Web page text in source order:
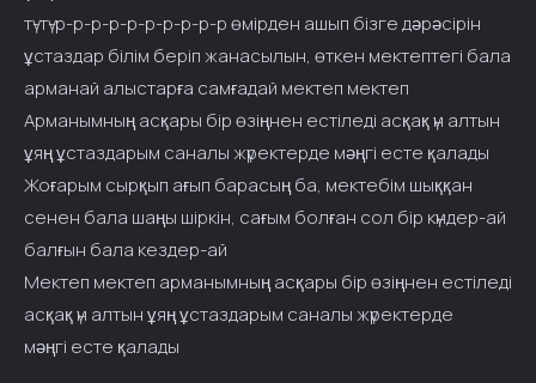
тү-тү-р-р-р-р-р-р-р-р-р-р өмірден ашып бізге дәрәсірін
ұстаздар білім беріп жанасылын, өткен мектептегі бала
арманай алыстарға самғадай мектеп мектеп
Арманымның асқары бір өзіңнен естіледі асқақ үн алтын
ұяң ұстаздарым саналы жүректерде мәңгі есте қалады
Жоғарым сырқып ағып барасың ба, мектебім шыққан
сенен бала шаңы шіркін, сағым болған сол бір күндер-ай
балғын бала кездер-ай
Мектеп мектеп арманымның асқары бір өзіңнен естіледі
асқақ үн алтын ұяң ұстаздарым саналы жүректерде
мәңгі есте қалады